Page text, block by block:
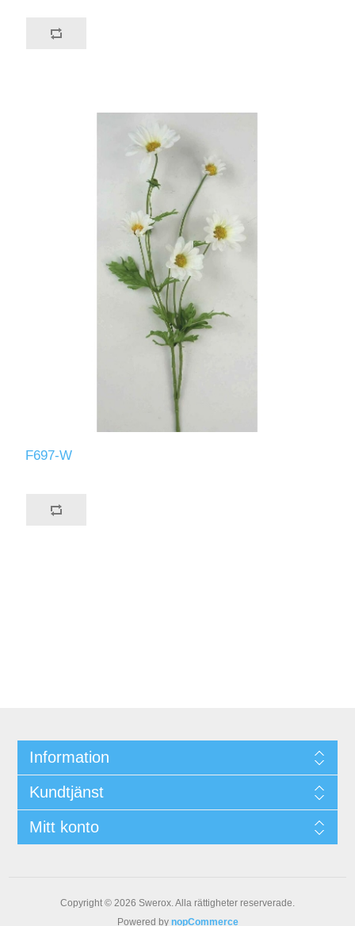
F697-W
Information
Kundtjänst
Mitt konto
Copyright © 2026 Swerox. Alla rättigheter reserverade.
Powered by nopCommerce